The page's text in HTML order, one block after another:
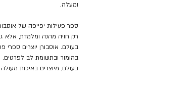
ומעלה.
ספר פעילות יפייפה של
רק חויה מהנה ומלמדת, אלא
בעולם. אוסבורן יוצרים ספרי
בהומור ובתשומת לב לפרטים.
בעולם, מיוצרים באיכות מעולה